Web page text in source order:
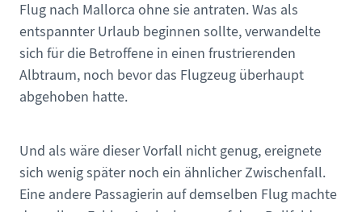
Flug nach Mallorca ohne sie antraten. Was als
entspannter Urlaub beginnen sollte, verwandelte
sich für die Betroffene in einen frustrierenden
Albtraum, noch bevor das Flugzeug überhaupt
abgehoben hatte.
Und als wäre dieser Vorfall nicht genug, ereignete
sich wenig später noch ein ähnlicher Zwischenfall.
Eine andere Passagierin auf demselben Flug machte